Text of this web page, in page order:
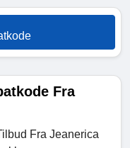
Fra
Fra Jeanerica